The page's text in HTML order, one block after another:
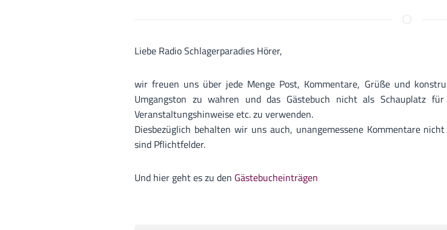
Liebe Radio Schlagerparadies Hörer,
wir freuen uns über jede Menge Post, Kommentare, Grüße und
Umgangston zu wahren und das Gästebuch nicht als Schauplatz
Veranstaltungshinweise etc. zu verwenden.
Diesbezüglich behalten wir uns auch, unangemessene Kommentare
sind Pflichtfelder.
Und hier geht es zu den Gästebucheinträgen